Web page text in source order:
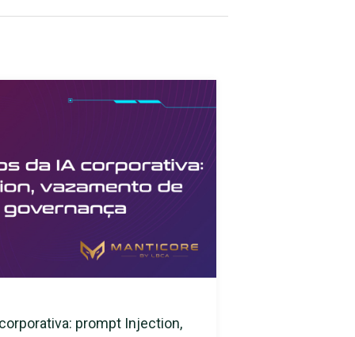
prompt Injection,